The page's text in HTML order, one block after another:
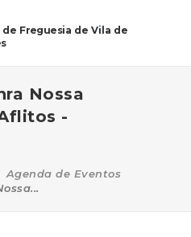
de Freguesia de Vila de
Nossa
-
Agenda de Eventos